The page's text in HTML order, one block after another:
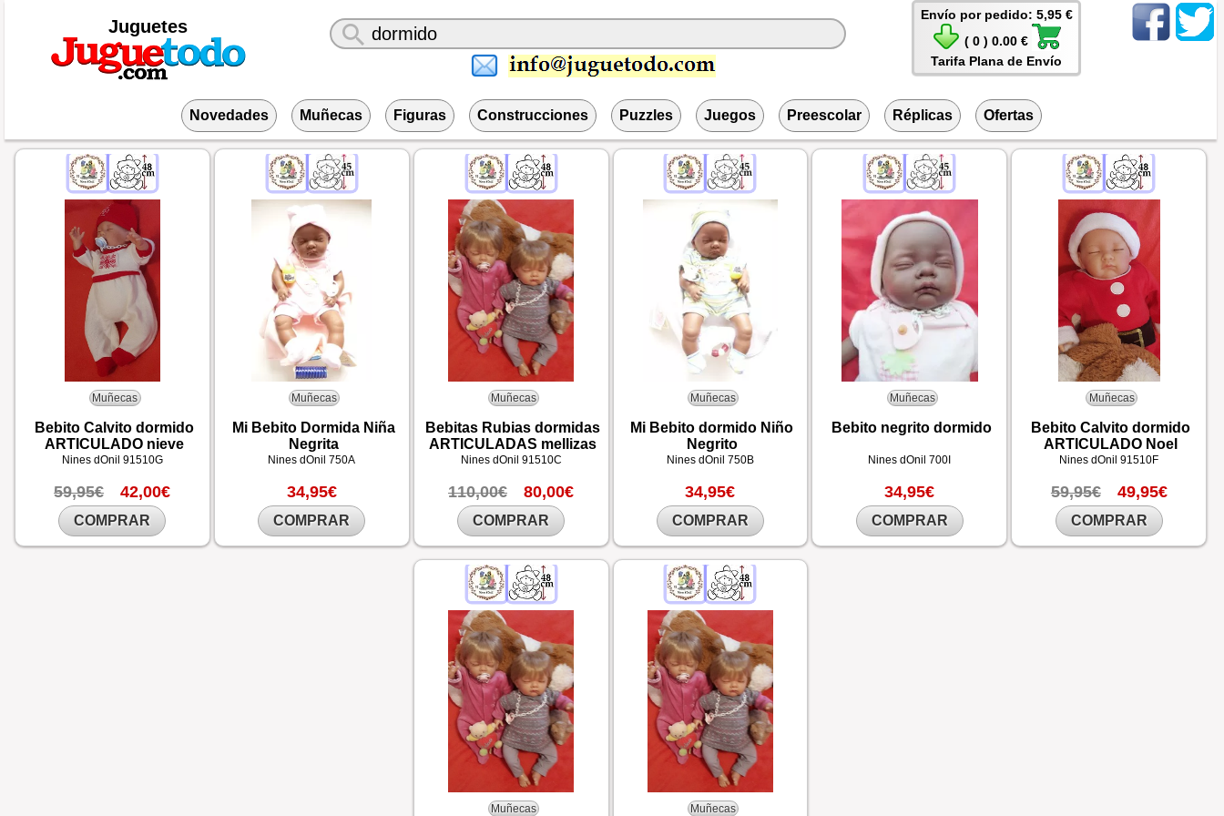
Juguetes
Envío por pedido: 5,95 €
( 0 ) 0.00 €
Tarifa Plana de Envío
Novedades Muñecas Figuras Construcciones Puzzles Juegos Preescolar Réplicas Ofertas
Muñecas
Bebito Calvito dormido
ARTICULADO nieve
Nines dOnil 91510G
59,95€ 42,00€
COMPRAR
Muñecas
Mi Bebito Dormida Niña
Negrita
Nines dOnil750A
34,95€
COMPRAR
Muñecas
Bebitas Rubias dormidas
ARTICULADAS mellizas
Nines dOnil 91510C
110,00€ 80,00€
COMPRAR
Muñecas
Mi Bebito dormido Niño
Negrito
Nines dOnil 750B
34,95€
COMPRAR
Muñecas
Bebito negrito dormido
Nines dOnil700I
34,95€
COMPRAR
Muñecas
Bebito Calvito dormido
ARTICULADO Noel
Nines dOnil91510F
59,95€ 49,95€
COMPRAR
Muñecas Muñecas